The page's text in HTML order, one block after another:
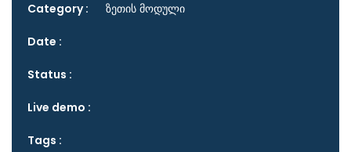
Category : ზეთის მოდული
Date :
Status :
Live demo :
Tags :